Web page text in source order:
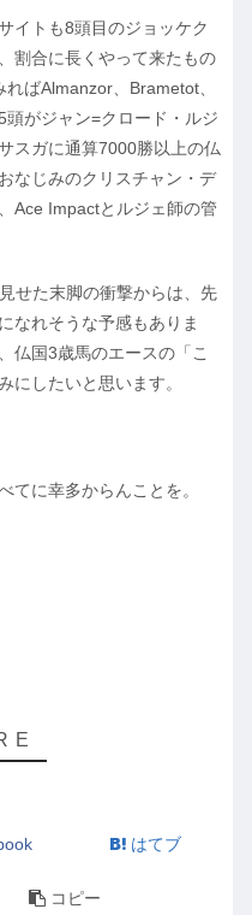
イトも8頭目のジョッケク
割合に長くやって来たもの
ばAlmanzor、Brametot、
がジャン=クロード・ルジ
スガに通算7000勝以上の仏
なじみのクリスチャン・デ
Ace Impactとルジェ師の管
せた末脚の衝撃からは、先
なれそうな予感もありま
仏国3歳馬のエースの「こ
にしたいと思います。
てに幸多からんことを。
はてブ
コピー